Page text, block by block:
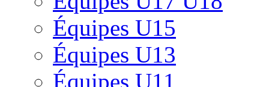
Équipes U15
Équipes U13
Équipes U11